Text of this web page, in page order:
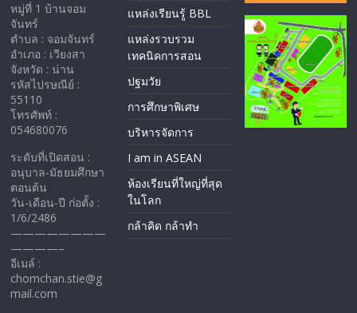
หมู่ที่ 1 บ้านจอม
จันทร์
ตำบล : จอมจันทร์
อำเภอ : เวียงสา
จังหวัด : น่าน
รหัสไปรษณีย์ :
55110
โทรศัพท์ :
054680076
ระดับที่เปิดสอน :
อนุบาล-มัธยมศึกษา
ตอนต้น
วัน-เดือน-ปี ก่อตั้ง :
1/6/2486
————————
————–
อีเมล์ :
chomchan.stie@g
mail.com
แหล่งเรียนรู้ BBL
แหล่งรวบรวม
เทคนิคการสอน
ปฐมวัย
การศึกษาพิเศษ
บริหารจัดการ
I am in ASEAN
ห้องเรียนที่ใหญ่ที่สุด
ในโลก
กล้าคิด กล้าทำ